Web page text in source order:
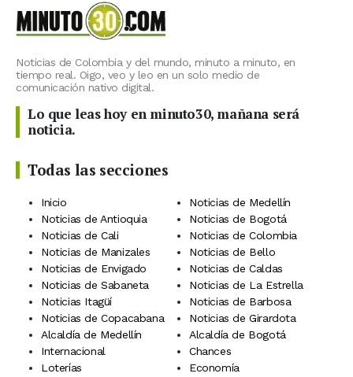
Noticias de Colombia y del mundo, minuto a minuto, en
tiempo real. Oigo, veo y leo en un solo medio de
comunicación nativo digital.
Lo que leas hoy en minuto30, mañana será
noticia.
Todas las secciones
Inicio
Noticias de Medellín
Noticias de Antioquia
Noticias de Bogotá
Noticias de Cali
Noticias de Colombia
Noticias de Manizales
Noticias de Bello
Noticias de Envigado
Noticias de Caldas
Noticias de Sabaneta
Noticias de La Estrella
Noticias Itagüí
Noticias de Barbosa
Noticias de Copacabana
Noticias de Girardota
Alcaldía de Medellín
Alcaldía de Bogotá
Internacional
Chances
Loterías
Economía